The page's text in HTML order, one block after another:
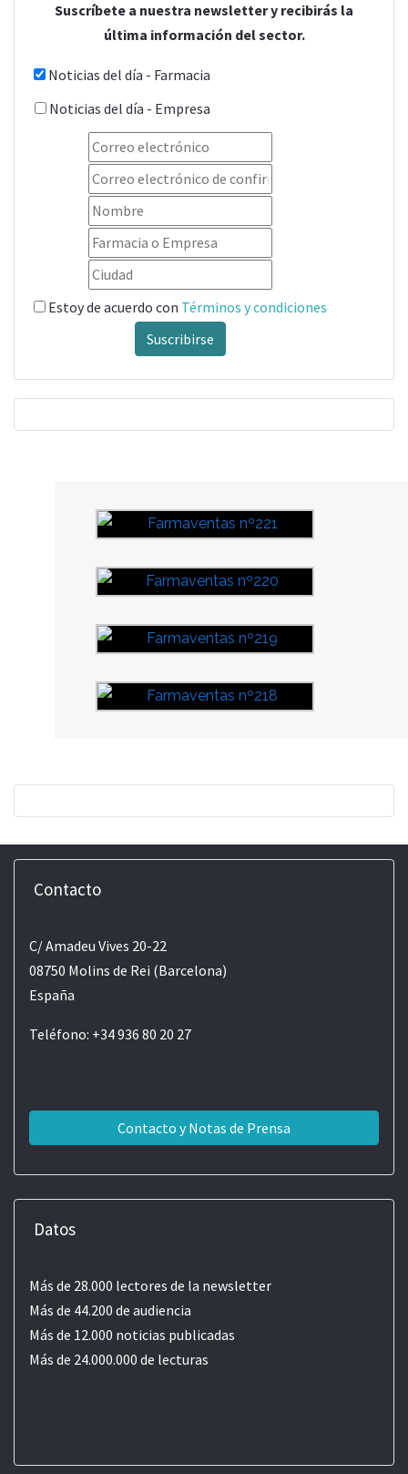
Suscríbete a nuestra newsletter y recibirás la
última información del sector.
Noticias del día - Farmacia
Noticias del día - Empresa
Estoy de acuerdo con Términos y condiciones
Suscribirse
Contacto
C/ Amadeu Vives 20-22
08750 Molins de Rei (Barcelona)
España
Teléfono: +34 936 80 20 27
Contacto y Notas de Prensa
Datos
Más de 28.000 lectores de la newsletter
Más de 44.200 de audiencia
Más de 12.000 noticias publicadas
Más de 24.000.000 de lecturas